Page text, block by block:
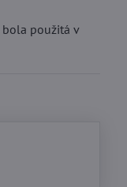
bola použitá v